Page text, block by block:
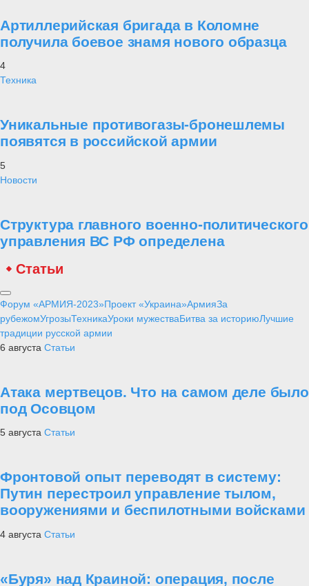
Артиллерийская бригада в Коломне
получила боевое знамя нового образца
4
Техника
Уникальные противогазы-бронешлемы
появятся в российской армии
5
Новости
Структура главного военно-политического
управления ВС РФ определена
Статьи
Форум «АРМИЯ-2023»Проект «Украина»АрмияЗа
рубежомУгрозыТехникаУроки мужестваБитва за историюЛучшие
традиции русской армии
6 августа Статьи
Атака мертвецов. Что на самом деле было
под Осовцом
5 августа Статьи
Фронтовой опыт переводят в систему:
Путин перестроил управление тылом,
вооружениями и беспилотными войсками
4 августа Статьи
«Буря» над Краиной: операция, после